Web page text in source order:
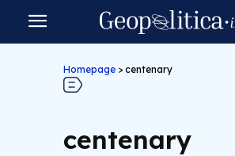
Homepage > centenary
centenary